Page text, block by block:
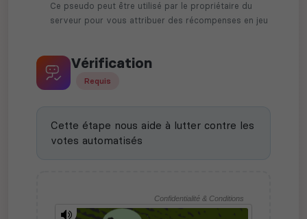
Ce pseudo peut être utilisé par le propriétaire du
serveur pour vous attribuer des récompenses en jeu
Vérification
Requis
Cette étape nous aide à lutter contre les
votes automatisés